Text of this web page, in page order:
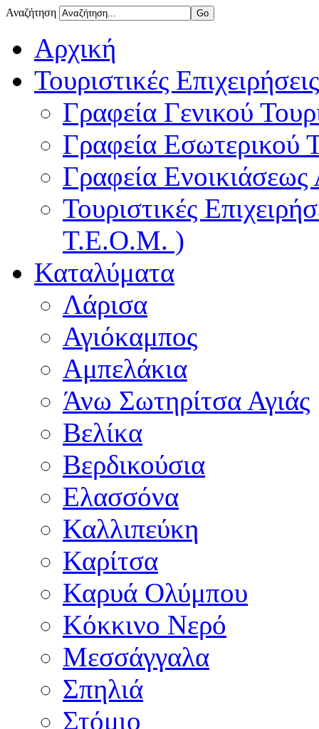
Αναζήτηση
Αρχική
Τουριστικές Επιχειρήσεις
Γραφεία Γενικού
Γραφεία Εσωτερικού
Γραφεία
Τουριστικές
Τ.Ε.Ο.Μ. )
Καταλύματα
Λάρισα
Αγιόκαμπος
Αμπελάκια
Άνω Σωτηρίτσα Αγιάς
Βελίκα
Βερδικούσια
Ελασσόνα
Καλλιπεύκη
Καρίτσα
Καρυά Ολύμπου
Κόκκινο Νερό
Μεσσάγγαλα
Σπηλιά
Στόμιο